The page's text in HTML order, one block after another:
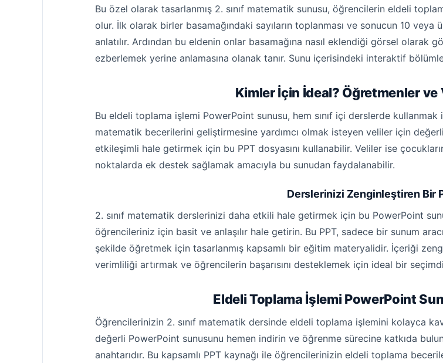
Bu özel olarak tasarlanmış 2. sınıf matematik sunusu, öğrencilerin eldeli
olur. İlk olarak birler basamağındaki sayıların toplanması ve sonucun 10 veya
anlatılır. Ardından bu eldenin onlar basamağına nasıl eklendiği görsel olarak
ezberlemek yerine anlamasına olanak tanır. Sunu içerisindeki interaktif
Kimler İçin İdeal? Öğretmenler
Bu eldeli toplama işlemi PowerPoint sunusu, hem sınıf içi derslerde
matematik becerilerini geliştirmesine yardımcı olmak isteyen veliler için
etkileşimli hale getirmek için bu PPT dosyasını kullanabilir. Veliler ise
noktalarda ek destek sağlamak amacıyla bu sunudan faydalanabilir.
Derslerinizi Zenginleştiren Bir
2. sınıf matematik derslerinizi daha etkili hale getirmek için bu PowerPoint
öğrencileriniz için basit ve anlaşılır hale getirin. Bu PPT, sadece bir sunum
şekilde öğretmek için tasarlanmış kapsamlı bir eğitim materyalidir. İçeriği
verimliliği artırmak ve öğrencilerin başarısını desteklemek için ideal bir
Eldeli Toplama İşlemi PowerPoint
Öğrencilerinizin 2. sınıf matematik dersinde eldeli toplama işlemini kolayca
değerli PowerPoint sunusunu hemen indirin ve öğrenme sürecine katkıda
anahtarıdır. Bu kapsamlı PPT kaynağı ile öğrencilerinizin eldeli toplama